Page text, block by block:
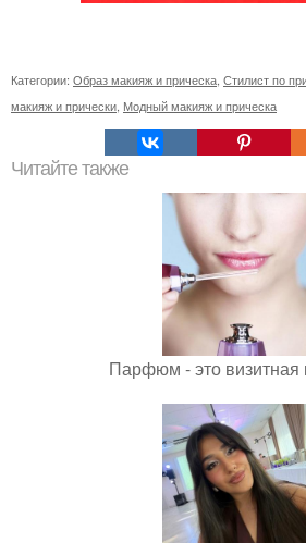
Категории: Образ макияж и прическа Стилист по
макияж и прически Модный макияж и прическа
Читайте также
Парфюм - это визитная